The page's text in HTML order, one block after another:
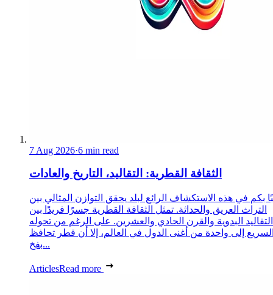
7 Aug 2026·6 min read
الثقافة القطرية: التقاليد، التاريخ والعادات
بكم في هذه الاستكشاف الرائع لبلد يحقق التوازن المثالي بين
التراث العريق والحداثة. تمثل الثقافة القطرية جسرًا فريدًا بين
التقاليد البدوية والقرن الحادي والعشرين. على الرغم من تحوله
إلى واحدة من أغنى الدول في العالم، إلا أن قطر تحافظ
بفخ...
ArticlesRead more